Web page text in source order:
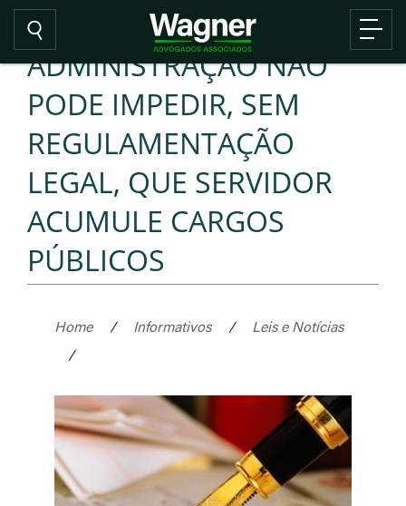
ADMINISTRAÇÃO NÃO
PODE IMPEDIR, SEM
REGULAMENTAÇÃO
LEGAL, QUE SERVIDOR
ACUMULE CARGOS
PÚBLICOS
Home / Informativos /
Leis e Notícias
/